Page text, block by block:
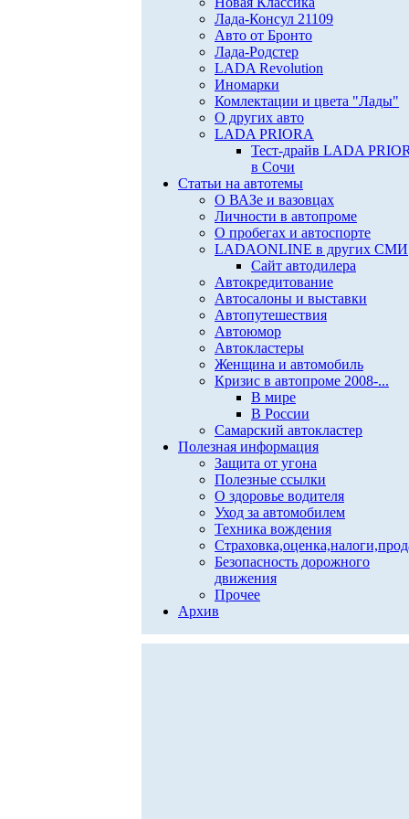
Лада-Консул 21109
Авто от Бронто
Лада-Родстер
LADA Revolution
Иномарки
Комлектации и цвета "Лады"
О других авто
LADA PRIORA
Тест-драйв LADA
в Сочи
Статьи на автотемы
О ВАЗе и вазовцах
Личности в автопроме
О пробегах и автоспорте
LADAONLINE в других СМИ
Сайт автодилера
Автокредитование
Автосалоны и выставки
Автопутешествия
Автоюмор
Автокластеры
Женщина и автомобиль
Кризис в автопроме 2008-...
В мире
В России
Самарский автокластер
Полезная информация
Защита от угона
Полезные ссылки
О здоровье водителя
Уход за автомобилем
Техника вождения
Безопасность дорожного
движения
Прочее
Архив